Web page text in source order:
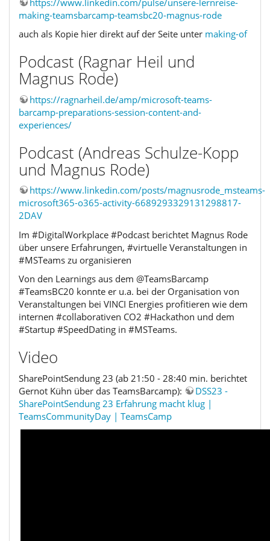
making-teamsbarcamp-teamsbc20-magnus-rode
auch als Kopie hier direkt auf der Seite unter making-of
Podcast (Ragnar Heil und
Magnus Rode)
https://ragnarheil.de/amp/microsoft-teams-
barcamp-preparations-session-content-and-
experiences/
Podcast (Andreas Schulze-Kopp
und Magnus Rode)
https://www.linkedin.com/posts/magnusrode_msteams-
microsoft365-o365-activity-6689293329131298817-
2DAV
Im #DigitalWorkplace #Podcast berichtet Magnus Rode
über unsere Erfahrungen, #virtuelle Veranstaltungen in
#MSTeams zu organisieren
Von den Learnings aus dem @TeamsBarcamp
#TeamsBC20 konnte er u.a. bei der Organisation von
Veranstaltungen bei VINCI Energies profitieren wie dem
internen #collaborativen CO2 #Hackathon und dem
#Startup #SpeedDating in #MSTeams.
Video
SharePointSendung 23 (ab 21:50 - 28:40 min. berichtet
Gernot Kühn über das TeamsBarcamp):
DSS23 -
SharePointSendung 23 Erfahrung macht klug |
TeamsCommunityDay | TeamsCamp